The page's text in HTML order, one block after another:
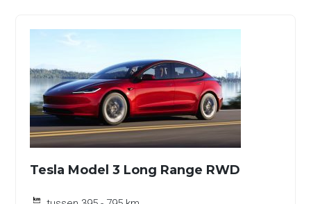
Tesla Model 3 Long Range RWD